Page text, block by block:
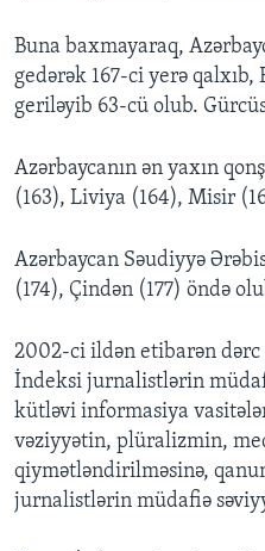
Buna baxmayaraq,
gedərək 167-ci yerə
geriləyib 63-cü olub.
Azərbaycanın ən yaxın
(163), Liviya (164), Misir
Azərbaycan Səudiyyə
(174), Çindən (177) öndə
2002-ci ildən etibarən dərc
İndeksi jurnalistlərin
kütləvi informasiya
vəziyyətin, plüralizmin,
qiymətləndirilməsinə,
jurnalistlərin müdafiə